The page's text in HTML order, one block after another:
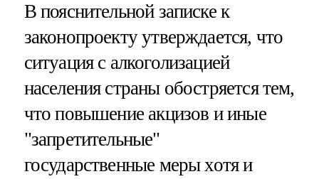
В пояснительной записке к
законопроекту утверждается, что
ситуация с алкоголизацией
населения страны обостряется тем,
что повышение акцизов и иные
"запретительные"
государственные меры хотя и